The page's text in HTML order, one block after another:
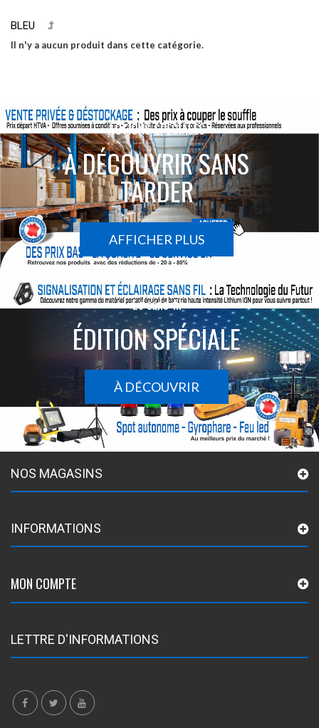
BLEU
Il n'y a aucun produit dans cette catégorie.
ACTIONS SPÉCIALES
À DÉCOUVRIR SANS
TARDER
AFFICHER PLUS
Le sans-fil
ÉDITION SPÉCIALE
À DÉCOUVRIR
NOS MAGASINS
INFORMATIONS
MON COMPTE
LETTRE D'INFORMATIONS